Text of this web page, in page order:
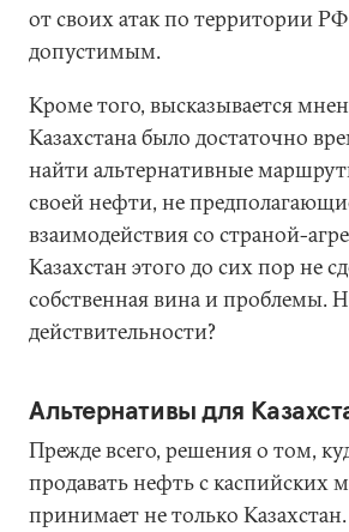
от своих атак по территории
допустимым.
Кроме того, высказывается
Казахстана было достаточно
найти альтернативные
своей нефти, не
взаимодействия со страной-
Казахстан этого до сих пор не
собственная вина и проблемы.
действительности?
Альтернативы для
Прежде всего, решения о том,
продавать нефть с каспийских
принимает не только